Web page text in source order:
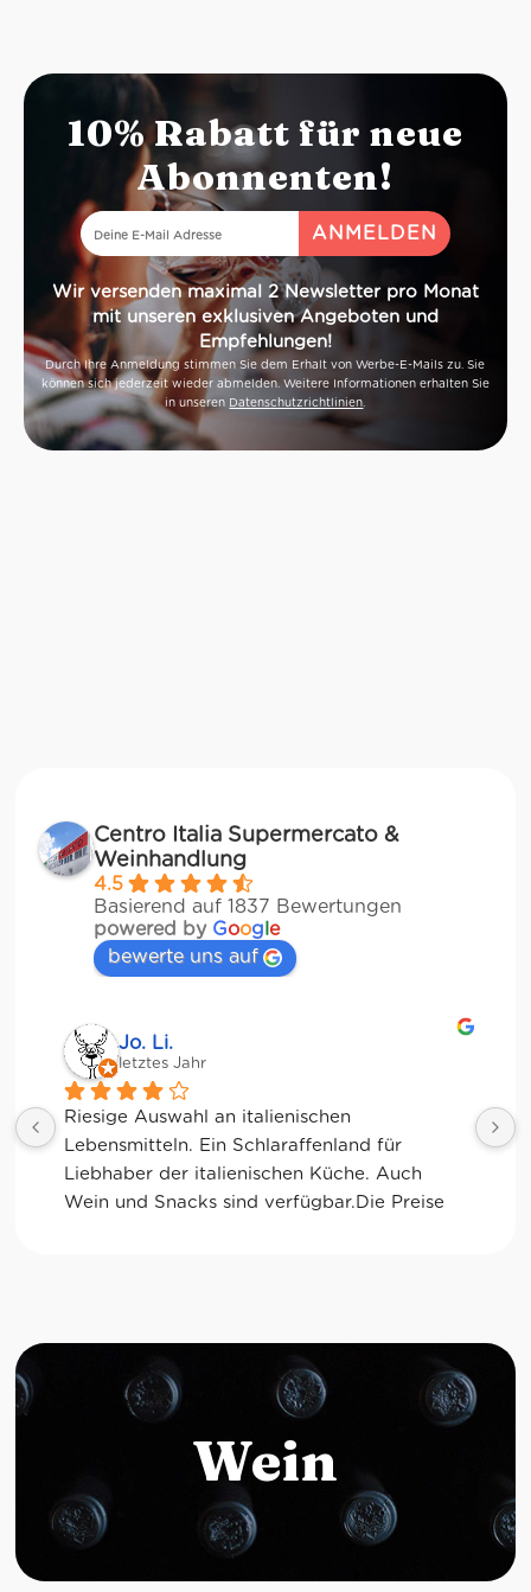
10% Rabatt für neue
Abonnenten!
Wir versenden maximal 2 Newsletter pro Monat
mit unseren exklusiven Angeboten und
Empfehlungen!
Durch Ihre Anmeldung stimmen Sie dem Erhalt von Werbe-E-Mails zu. Sie
können sich jederzeit wieder abmelden. Weitere Informationen erhalten Sie
in unseren Datenschutzrichtlinien.
Centro Italia Supermercato &
Weinhandlung
4.5
Basierend auf 1837 Bewertungen
powered by Google
bewerte uns auf
Jessica Chu
letztes Jahr
Tolle Auswahl! Die Frischetheke und der
Kaffee sind ebenfalls sensationell. Viele
glutenfreie Optionen.
Wein